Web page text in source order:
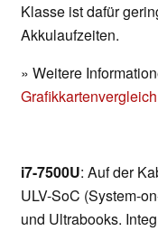
Klasse ist dafür
Akkulaufzeiten.
» Weitere
Grafikkartenvergleich
i7-7500U: Auf der
ULV-SoC (System-
und Ultrabooks.